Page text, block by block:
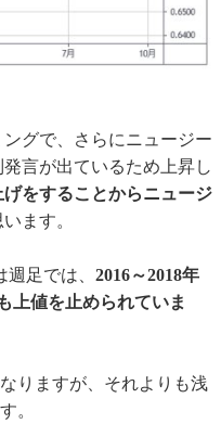
グで、さらにニュージー
言が出ているため上昇し
をすることからニュージ
ます。
足では、 2016～2018年
上値を止められていま
りますが、それよりも浅
。